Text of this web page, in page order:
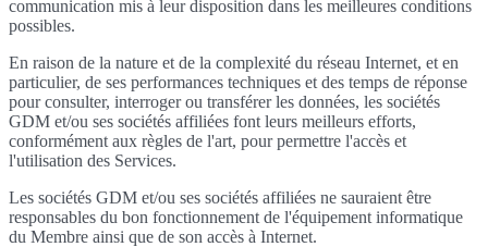
communication mis à leur disposition dans les meilleures conditions
possibles.
En raison de la nature et de la complexité du réseau Internet, et en
particulier, de ses performances techniques et des temps de réponse
pour consulter, interroger ou transférer les données, les sociétés
GDM et/ou ses sociétés affiliées font leurs meilleurs efforts,
conformément aux règles de l'art, pour permettre l'accès et
l'utilisation des Services.
Les sociétés GDM et/ou ses sociétés affiliées ne sauraient être
responsables du bon fonctionnement de l'équipement informatique
du Membre ainsi que de son accès à Internet.